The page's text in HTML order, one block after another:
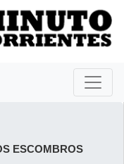
ESCOMBROS